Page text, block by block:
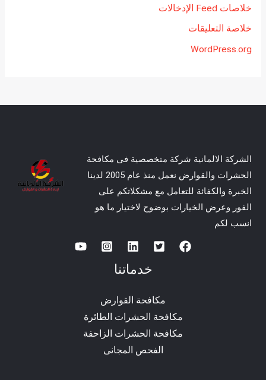
خلاصات Feed الإدخالات
خلاصة التعليقات
WordPress.org
الشركة الالمانية شركة متخصصية فى مكافحة
الحشرات والقوارض نعمل منذ عام 2005 لدينا
الخبرة والكفائة للتعامل مع مشكلاتكم على
الفور وعرض الخيارات بوضوح لاختيار ما هو
انسب لكم
خدماتنا
مكافحة القوارض
مكافحة الحشرات الطائرة
مكافحة الحشرات الزاحفة
الفحص المجانى